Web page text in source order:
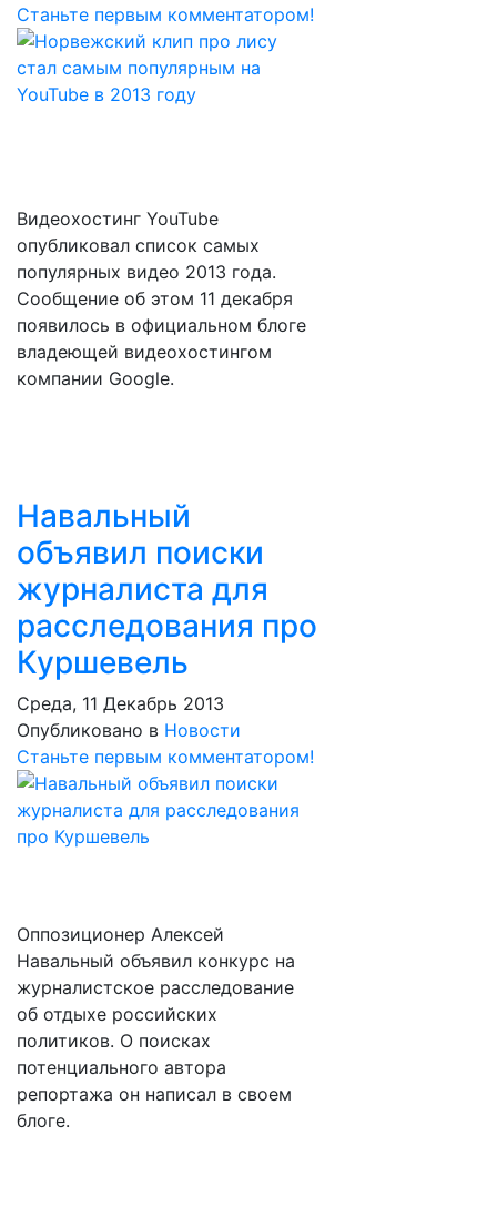
Станьте первым комментатором!
Видеохостинг YouTube
опубликовал список самых
популярных видео 2013 года.
Сообщение об этом 11 декабря
появилось в официальном блоге
владеющей видеохостингом
компании Google.
Навальный
объявил поиски
журналиста для
расследования про
Куршевель
Среда, 11 Декабрь 2013
Опубликовано в Новости
Станьте первым комментатором!
Оппозиционер Алексей
Навальный объявил конкурс на
журналистское расследование
об отдыхе российских
политиков. О поисках
потенциального автора
репортажа он написал в своем
блоге.